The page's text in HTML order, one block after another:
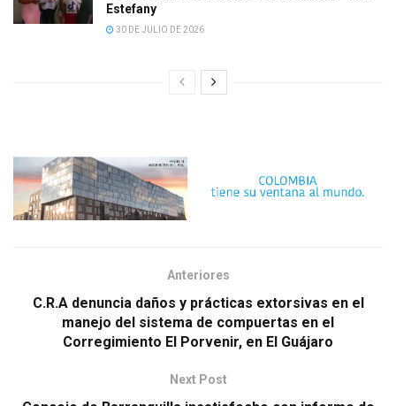
Estefany
30 DE JULIO DE 2026
Anteriores
C.R.A denuncia daños y prácticas extorsivas en el
manejo del sistema de compuertas en el
Corregimiento El Porvenir, en El Guájaro
Next Post